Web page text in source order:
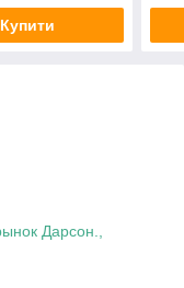
Купити
Дарсон.,